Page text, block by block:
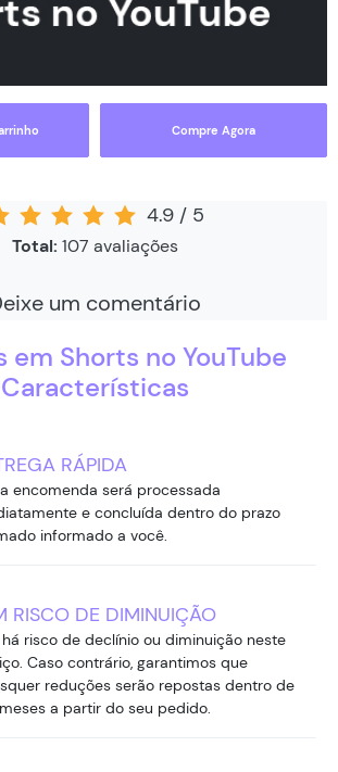
Compre Agora
4.9/ 5
Total: 107 avaliações
um comentário
em Shorts no YouTube
Características
RÁPIDA
encomenda será processada
e concluída dentro do prazo
informado a você.
RISCO DE DIMINUIÇÃO
há risco de declínio ou diminuição neste
Caso contrário, garantimos que
reduções serão repostas dentro de
a partir do seu pedido.